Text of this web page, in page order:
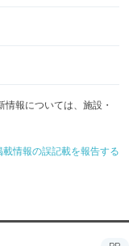
報については、施設・
載情報の誤記載を報告する